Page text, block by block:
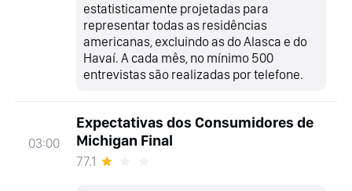
estatisticamente projetadas para
representar todas as residências
americanas, excluindo as do Alasca e do
Havaí. A cada mês, no mínimo 500
entrevistas são realizadas por telefone.
03:00
Expectativas dos Consumidores de
Michigan Final
77.1